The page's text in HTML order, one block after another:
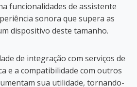
funcionalidades de assistente
sonora que supera as
dispositivo deste tamanho.
de integração com serviços de
e a compatibilidade com outros
sua utilidade, tornando-